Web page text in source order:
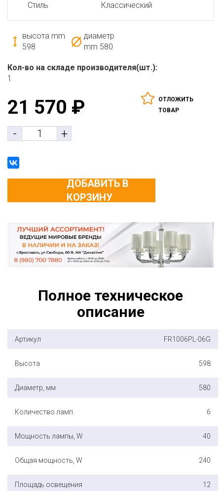
Стиль Классический
высота mm
598
диаметр
mm 580
Кол-во на складе производителя(шт.):
1
21 570 ₽
- +
ОТЛОЖИТЬ
ТОВАР
ДОБАВИТЬ В
КОРЗИНУ
Полное техническое
описание
Артикул FR1006PL-06G
Высота 598
Диаметр, мм 580
Количество ламп 6
Мощность лампы, W 40
Общая мощность, W 240
Площадь освещения 12